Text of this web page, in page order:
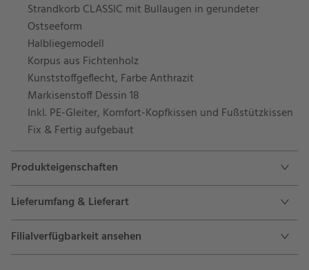
Strandkorb CLASSIC mit Bullaugen in gerundeter
Ostseeform
Halbliegemodell
Korpus aus Fichtenholz
Kunststoffgeflecht, Farbe Anthrazit
Markisenstoff Dessin 18
Inkl. PE-Gleiter, Komfort-Kopfkissen und Fußstützkissen
Fix & Fertig aufgebaut
Produkteigenschaften
Lieferumfang & Lieferart
Filialverfügbarkeit ansehen